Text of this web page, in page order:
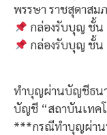
พรรษา ราชสุดาสม
กล่องรับบุญ ชั้น
กล่องรับบุญ ชั้น
ทำบุญผ่านบัญชีธนา
บัญชี “สถาบันเทค
***กรณีทำบุญผ่าน